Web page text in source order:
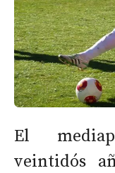
El
veintidós